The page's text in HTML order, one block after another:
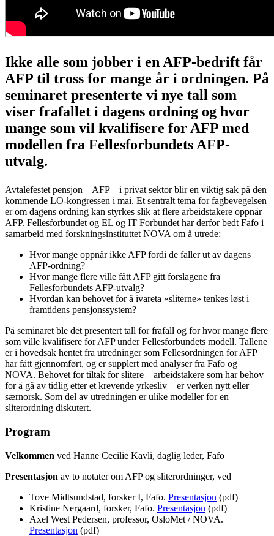
Ikke alle som jobber i en AFP-bedrift får
AFP til tross for mange år i ordningen. På
seminaret presenterte vi nye tall som
viser frafallet i dagens ordning og hvor
mange som vil kvalifisere for AFP med
modellen fra Fellesforbundets AFP-
utvalg.
Avtalefestet pensjon – AFP – i privat sektor blir en viktig sak på den
kommende LO-kongressen i mai. Et sentralt tema for fagbevegelsen
er om dagens ordning kan styrkes slik at flere arbeidstakere oppnår
AFP. Fellesforbundet og EL og IT Forbundet har derfor bedt Fafo i
samarbeid med forskningsinstituttet NOVA om å utrede:
Hvor mange oppnår ikke AFP fordi de faller ut av dagens
AFP-ordning?
Hvor mange flere ville fått AFP gitt forslagene fra
Fellesforbundets AFP-utvalg?
Hvordan kan behovet for å ivareta «sliterne» tenkes løst i
framtidens pensjonssystem?
På seminaret ble det presentert tall for frafall og for hvor mange flere
som ville kvalifisere for AFP under Fellesforbundets modell. Tallene
er i hovedsak hentet fra utredninger som Fellesordningen for AFP
har fått gjennomført, og er supplert med analyser fra Fafo og
NOVA. Behovet for tiltak for slitere – arbeidstakere som har behov
for å gå av tidlig etter et krevende yrkesliv – er verken nytt eller
særnorsk. Som del av utredningen er ulike modeller for en
sliterordning diskutert.
Program
Velkommen ved Hanne Cecilie Kavli, daglig leder, Fafo
Presentasjon av to notater om AFP og sliterordninger, ved
Tove Midtsundstad, forsker I, Fafo. Presentasjon (pdf)
Kristine Nergaard, forsker, Fafo. Presentasjon (pdf)
Axel West Pedersen, professor, OsloMet / NOVA.
Presentasjon (pdf)